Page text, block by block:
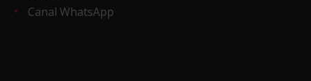
Canal WhatsApp